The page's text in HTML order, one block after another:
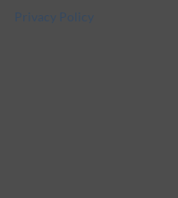
Privacy Policy